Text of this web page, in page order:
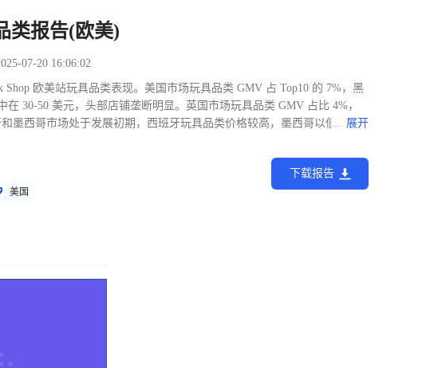
类报告(欧美)
07-20 16:06:02
欧美站玩具品类表现。美国市场玩具品类 GMV 占 Top10 的 7%，黑
30-50 美元，头部店铺垄断明显。英国市场玩具品类 GMV 占比 4%，
墨西哥市场处于发展初期，西班牙玩具品类价格较高，墨西哥以低价为
... 展开
美国
下载报告